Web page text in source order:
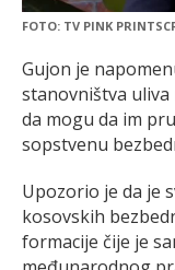
FOTO: TV PINK
Gujon je
stanovništva
da mogu da im
sopstvenu
Upozorio je da je
kosovskih
formacije čije je